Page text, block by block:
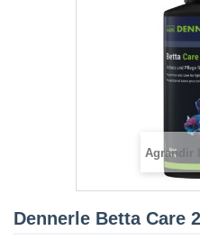
Agrandir
Dennerle Betta Care